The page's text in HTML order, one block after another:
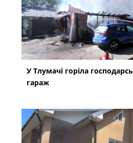
У Тлумачі горіла
гараж